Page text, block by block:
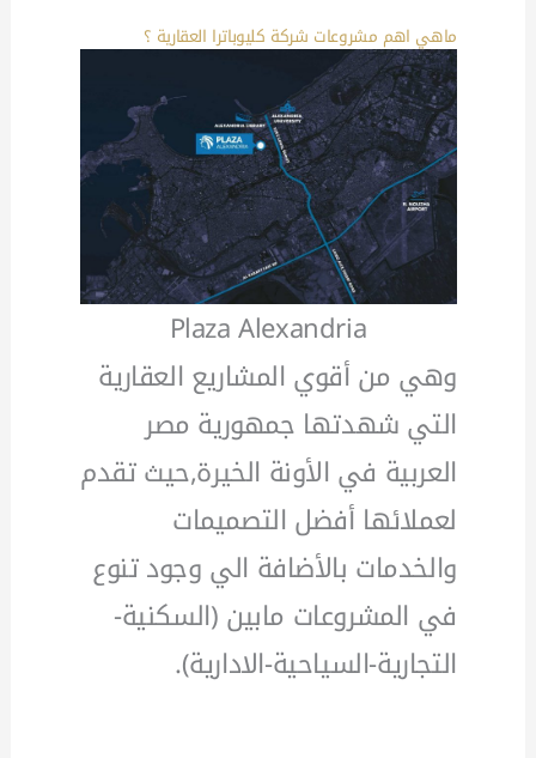
ماهي اهم مشروعات شركة كليوباترا العقارية ؟
Plaza Alexandria
وهي من أقوي المشاريع العقارية
التي شهدتها جمهورية مصر
العربية في الأونة الخيرة,حيث تقدم
لعملائها أفضل التصميمات
والخدمات بالأضافة الي وجود تنوع
في المشروعات مابين (السكنية-
التجارية-السياحية-الادارية).